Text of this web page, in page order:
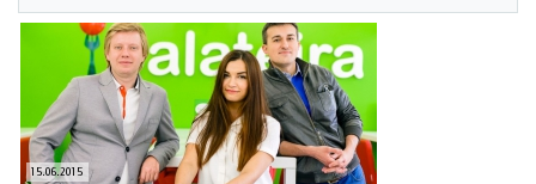
15.06.2015